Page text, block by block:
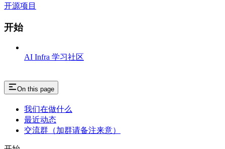
开源项目
开始
AI Infra 学习社区
On this page
我们在做什么
最近动态
交流群（加群请备注来意）